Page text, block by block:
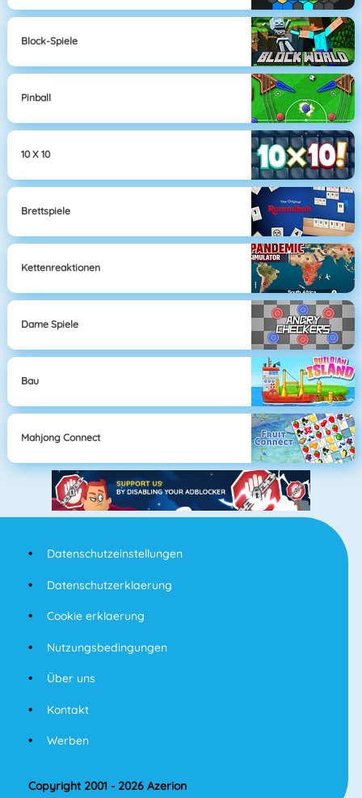
Block-Spiele
Pinball
10 X 10
Brettspiele
Kettenreaktionen
Dame Spiele
Bau
Mahjong Connect
Datenschutzeinstellungen
Datenschutzerklaerung
Cookie erklaerung
Nutzungsbedingungen
Über uns
Kontakt
Werben
Copyright 2001 - 2026 Azerion